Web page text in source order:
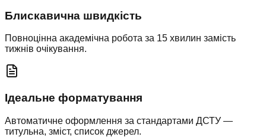
Блискавична швидкість
Повноцінна академічна робота за 15 хвилин замість
тижнів очікування.
Ідеальне форматування
Автоматичне оформлення за стандартами ДСТУ —
титульна, зміст, список джерел.